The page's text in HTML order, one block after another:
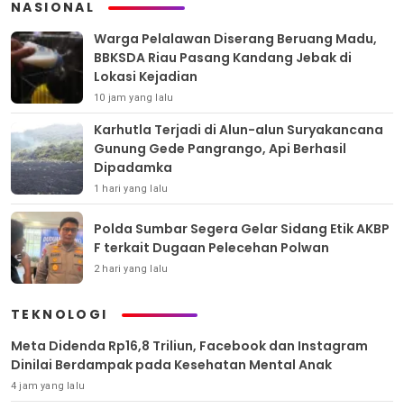
NASIONAL
Warga Pelalawan Diserang Beruang Madu,
BBKSDA Riau Pasang Kandang Jebak di
Lokasi Kejadian
10 jam yang lalu
Karhutla Terjadi di Alun-alun Suryakancana
Gunung Gede Pangrango, Api Berhasil
Dipadamka
1 hari yang lalu
Polda Sumbar Segera Gelar Sidang Etik AKBP
F terkait Dugaan Pelecehan Polwan
2 hari yang lalu
TEKNOLOGI
Meta Didenda Rp16,8 Triliun, Facebook dan Instagram
Dinilai Berdampak pada Kesehatan Mental Anak
4 jam yang lalu